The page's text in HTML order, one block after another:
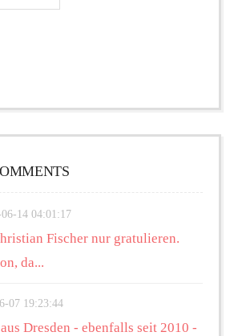
14 04:01:17
Fischer nur gratulieren.
da...
07 19:23:44
Dresden - ebenfalls seit 2010 -